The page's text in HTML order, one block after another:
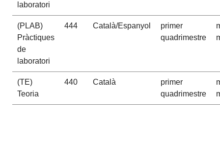
laboratori
(PLAB)
Pràctiques
de
laboratori
444 Català/Espanyol
primer
quadrimestre
(TE)
Teoria
440 Català
primer
quadrimestre